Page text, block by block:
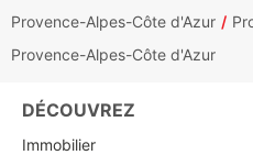
Provence-Alpes-Côte d'Azur
Provence-Alpes-Côte d'Azur
DÉCOUVREZ
Immobilier